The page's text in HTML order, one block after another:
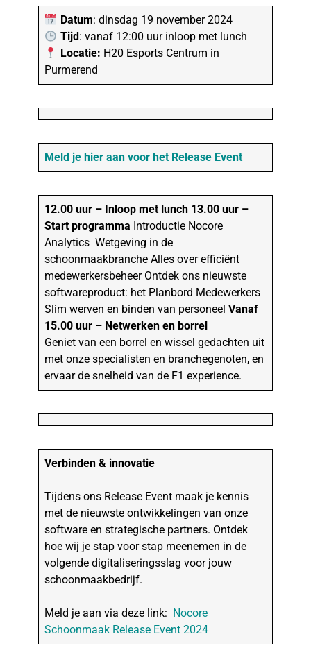
Datum: dinsdag 19 november 2024
Tijd: vanaf 12:00 uur inloop met lunch
Locatie: H20 Esports Centrum in
Purmerend
Meld je hier aan voor het Release Event
12.00 uur – Inloop met lunch 13.00 uur –
Start programma Introductie Nocore
Analytics Wetgeving in de
schoonmaakbranche Alles over efficiënt
medewerkersbeheer Ontdek ons nieuwste
softwareproduct: het Planbord Medewerkers
Slim werven en binden van personeelVanaf
15.00 uur – Netwerken en borrel
Geniet van een borrel en wissel gedachten uit
met onze specialisten en branchegenoten, en
ervaar de snelheid van de F1 experience.
Verbinden & innovatie
Tijdens ons Release Event maak je kennis
met de nieuwste ontwikkelingen van onze
software en strategische partners. Ontdek
hoe wij je stap voor stap meenemen in de
volgende digitaliseringsslag voor jouw
schoonmaakbedrijf.
Meld je aan via deze link: Nocore
Schoonmaak Release Event 2024